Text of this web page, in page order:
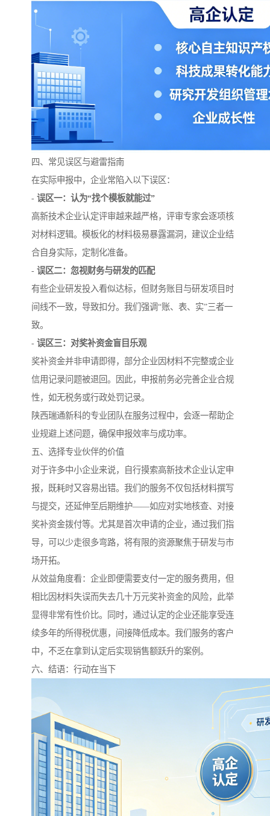
四、常见误区与避雷指南
在实际申报中，企业常陷入以下误区：
- 误区一：认为“找个模板就能过”
高新技术企业认定评审越来越严格，评审专家会逐项核
对材料逻辑。模板化的材料极易暴露漏洞，建议企业结
合自身实际，定制化准备。
- 误区二：忽视财务与研发的匹配
有些企业研发投入看似达标，但财务账目与研发项目时
间线不一致，导致扣分。我们强调“账、表、实”三者一
致。
- 误区三：对奖补资金盲目乐观
奖补资金并非申请即得，部分企业因材料不完整或企业
信用记录问题被退回。因此，申报前务必完善企业合规
性，如无税务或行政处罚记录。
陕西瑞通新科的专业团队在服务过程中，会逐一帮助企
业规避上述问题，确保申报效率与成功率。
五、选择专业伙伴的价值
对于许多中小企业来说，自行摸索高新技术企业认定申
报，既耗时又容易出错。我们的服务不仅包括材料撰写
与提交，还延伸至后期维护——如应对实地核查、对接
奖补资金拨付等。尤其是首次申请的企业，通过我们指
导，可以少走很多弯路，将有限的资源聚焦于研发与市
场开拓。
从效益角度看：企业即便需要支付一定的服务费用，但
相比因材料失误而失去几十万元奖补资金的风险，此举
显得非常有性价比。同时，通过认定的企业还能享受连
续多年的所得税优惠，间接降低成本。我们服务的客户
中，不乏在拿到认定后实现销售额跃升的案例。
六、结语：行动在当下